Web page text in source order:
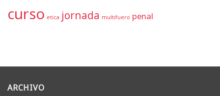
curso etica jornada multifuero penal
ARCHIVO